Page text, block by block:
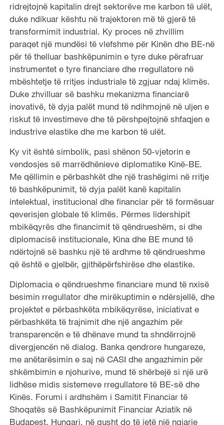
ridrejtojnë kapitalin drejt sektorëve me karbon të ulët,
duke ndikuar kështu në trajektoren më të gjerë të
transformimit industrial. Ky proces në zhvillim
paraqet një mundësi të vlefshme për Kinën dhe BE-në
për të thelluar bashkëpunimin e tyre duke përafruar
instrumentet e tyre financiare dhe rregullatore në
mbështetje të rritjes industriale të zgjuar ndaj klimës.
Duke zhvilluar së bashku mekanizma financiarë
inovativë, të dyja palët mund të ndihmojnë në uljen e
riskut të investimeve dhe të përshpejtojnë shfaqjen e
industrive elastike dhe me karbon të ulët.
Ky vit është simbolik, pasi shënon 50-vjetorin e
vendosjes së marrëdhënieve diplomatike Kinë-BE.
Me qëllimin e përbashkët dhe një trashëgimi në rritje
të bashkëpunimit, të dyja palët kanë kapitalin
intelektual, institucional dhe financiar për të formësuar
qeverisjen globale të klimës. Përmes lidershipit
mbikëqyrës dhe financimit të qëndrueshëm, si dhe
diplomacisë institucionale, Kina dhe BE mund të
ndërtojnë së bashku një të ardhme të qëndrueshme
që është e gjelbër, gjithëpërfshirëse dhe elastike.
Diplomacia e qëndrueshme financiare mund të nxisë
besimin rregullator dhe mirëkuptimin e ndërsjellë, dhe
projektet e përbashkëta mbikëqyrëse, iniciativat e
përbashkëta të trajnimit dhe një angazhim për
transparencën e të dhënave mund ta shndërrojnë
divergjencën në dialog. Banka qendrore hungareze,
me anëtarësimin e saj në CASI dhe angazhimin për
shkëmbimin e njohurive, mund të shërbejë si një urë
lidhëse midis sistemeve rregullatore të BE-së dhe
Kinës. Forumi i ardhshëm i Samitit Financiar të
Shoqatës së Bashkëpunimit Financiar Aziatik në
Budapest, Hungari, në gusht do të jetë një ngjarje